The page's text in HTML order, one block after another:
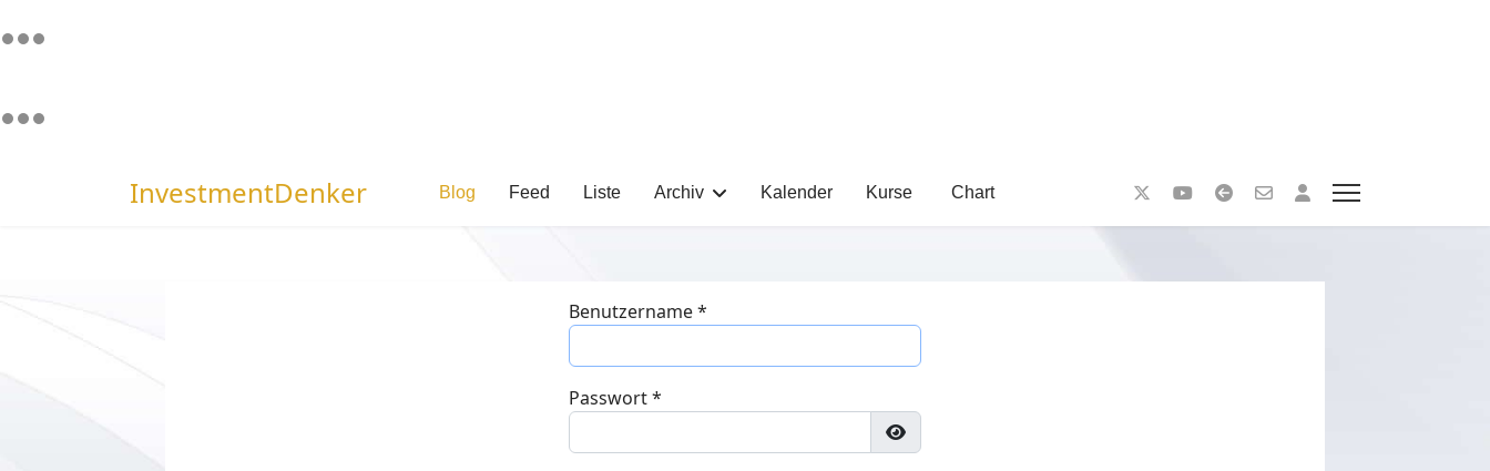
InvestmentDenker Blog Feed Liste Archiv Kalender Kurse Chart
Benutzername*
Passwort*
Passwort anzeigen